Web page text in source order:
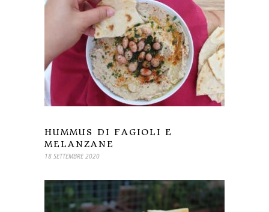
HUMMUS DI FAGIOLI E
MELANZANE
18 SETTEMBRE 2020